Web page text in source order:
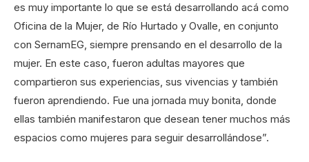
es muy importante lo que se está desarrollando acá como
Oficina de la Mujer, de Río Hurtado y Ovalle, en conjunto
con SernamEG, siempre prensando en el desarrollo de la
mujer. En este caso, fueron adultas mayores que
compartieron sus experiencias, sus vivencias y también
fueron aprendiendo. Fue una jornada muy bonita, donde
ellas también manifestaron que desean tener muchos más
espacios como mujeres para seguir desarrollándose”.